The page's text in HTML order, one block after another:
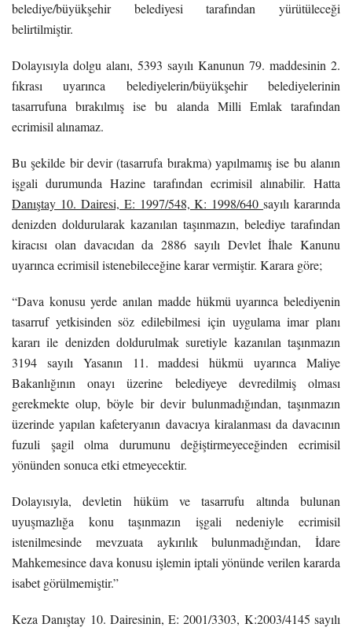
belediye/büyükşehir belediyesi tarafından yürütüleceği
belirtilmiştir.
Dolayısıyla dolgu alanı, 5393 sayılı Kanunun 79. maddesinin 2.
fıkrası uyarınca belediyelerin/büyükşehir belediyelerinin
tasarrufuna bırakılmış ise bu alanda Milli Emlak tarafından
ecrimisil alınamaz.
Bu şekilde bir devir (tasarrufa bırakma) yapılmamış ise bu alanın
işgali durumunda Hazine tarafından ecrimisil alınabilir. Hatta
Danıştay 10. Dairesi, E: 1997/548, K: 1998/640sayılı kararında
denizden doldurularak kazanılan taşınmazın, belediye tarafından
kiracısı olan davacıdan da 2886 sayılı Devlet İhale Kanunu
uyarınca ecrimisil istenebileceğine karar vermiştir. Karara göre;
“Dava konusu yerde anılan madde hükmü uyarınca belediyenin
tasarruf yetkisinden söz edilebilmesi için uygulama imar planı
kararı ile denizden doldurulmak suretiyle kazanılan taşınmazın
3194 sayılı Yasanın 11. maddesi hükmü uyarınca Maliye
Bakanlığının onayı üzerine belediyeye devredilmiş olması
gerekmekte olup, böyle bir devir bulunmadığından, taşınmazın
üzerinde yapılan kafeteryanın davacıya kiralanması da davacının
fuzuli şagil olma durumunu değiştirmeyeceğinden ecrimisil
yönünden sonuca etki etmeyecektir.
Dolayısıyla, devletin hüküm ve tasarrufu altında bulunan
uyuşmazlığa konu taşınmazın işgali nedeniyle ecrimisil
istenilmesinde mevzuata aykırılık bulunmadığından, İdare
Mahkemesince dava konusu işlemin iptali yönünde verilen kararda
isabet görülmemiştir.”
Keza Danıştay 10. Dairesinin, E: 2001/3303, K:2003/4145 sayılı